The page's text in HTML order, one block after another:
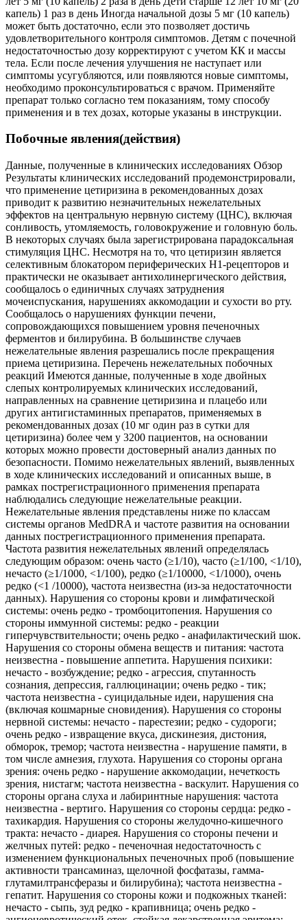
капель) 1 раз в день Иногда начальной дозы 5 мг (10 капель)
может быть достаточно, если это позволяет достичь
удовлетворительного контроля симптомов. Детям с почечной
недостаточностью дозу корректируют с учетом КК и массы
тела. Если после лечения улучшения не наступает или
симптомы усугубляются, или появляются новые симптомы,
необходимо проконсультироваться с врачом. Применяйте
препарат только согласно тем показаниям, тому способу
применения и в тех дозах, которые указаны в инструкции.
Побочные явления(действия)
Данные, полученные в клинических исследованиях Обзор
Результаты клинических исследований продемонстрировали,
что применение цетиризина в рекомендованных дозах
приводит к развитию незначительных нежелательных
эффектов на центральную нервную систему (ЦНС), включая
сонливость, утомляемость, головокружение и головную боль.
В некоторых случаях была зарегистрирована парадоксальная
стимуляция ЦНС. Несмотря на то, что цетиризин является
селективным блокатором периферических H1-рецепторов и
практически не оказывает антихолинергического действия,
сообщалось о единичных случаях затруднения
мочеиспускания, нарушениях аккомодации и сухости во рту.
Сообщалось о нарушениях функции печени,
сопровождающихся повышением уровня печеночных
ферментов и билирубина. В большинстве случаев
нежелательные явления разрешались после прекращения
приема цетиризина. Перечень нежелательных побочных
реакций Имеются данные, полученные в ходе двойных
слепых контролируемых клинических исследований,
направленных на сравнение цетиризина и плацебо или
других антигистаминных препаратов, применяемых в
рекомендованных дозах (10 мг один раз в сутки для
цетиризина) более чем у 3200 пациентов, на основании
которых можно провести достоверный анализ данных по
безопасности. Помимо нежелательных явлений, выявленных
в ходе клинических исследований и описанных выше, в
рамках пострегистрационного применения препарата
наблюдались следующие нежелательные реакции.
Нежелательные явления представлены ниже по классам
системы органов MedDRA и частоте развития на основании
данных пострегистрационного применения препарата.
Частота развития нежелательных явлений определялась
следующим образом: очень часто (≥1/10), часто (≥1/100, <1/10),
нечасто (≥1/1000, <1/100), редко (≥1/10000, <1/1000), очень
редко (<1 /10000), частота неизвестна (из-за недостаточности
данных). Нарушения со стороны крови и лимфатической
системы: очень редко - тромбоцитопения. Нарушения со
стороны иммунной системы: редко - реакции
гиперчувствительности; очень редко - анафилактический шок.
Нарушения со стороны обмена веществ и питания: частота
неизвестна - повышение аппетита. Нарушения психики:
нечасто - возбуждение; редко - агрессия, спутанность
сознания, депрессия, галлюцинации; очень редко - тик;
частота неизвестна - суицидальные идеи, нарушения сна
(включая кошмарные сновидения). Нарушения со стороны
нервной системы: нечасто - парестезии; редко - судороги;
очень редко - извращение вкуса, дискинезия, дистония,
обморок, тремор; частота неизвестна - нарушение памяти, в
том числе амнезия, глухота. Нарушения со стороны органа
зрения: очень редко - нарушение аккомодации, нечеткость
зрения, нистагм; частота неизвестна - васкулит. Нарушения со
стороны органа слуха и лабиринтные нарушения: частота
неизвестна - вертиго. Нарушения со стороны сердца: редко -
тахикардия. Нарушения со стороны желудочно-кишечного
тракта: нечасто - диарея. Нарушения со стороны печени и
желчных путей: редко - печеночная недостаточность с
изменением функциональных печеночных проб (повышение
активности трансаминаз, щелочной фосфатазы, гамма-
глутамилтрансферазы и билирубина); частота неизвестна -
гепатит. Нарушения со стороны кожи и подкожных тканей:
нечасто - сыпь, зуд редко - крапивница; очень редко -